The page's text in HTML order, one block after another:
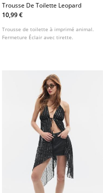
Trousse De Toilette Leopard
10,99 €
Trousse de toilette à imprimé animal.
Fermeture Éclair avec tirette.